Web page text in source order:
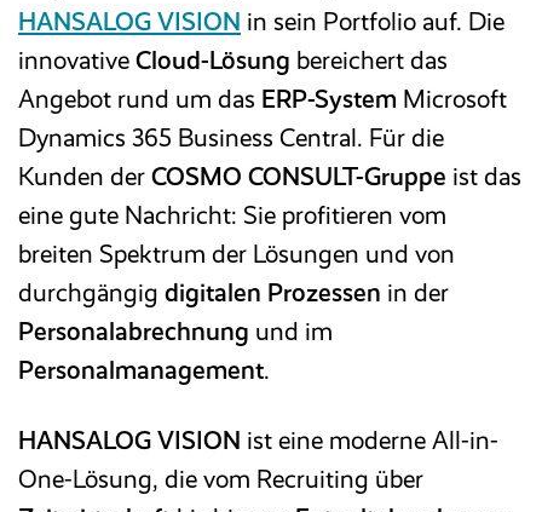
Zeitwirtschaft
Entgelt­abrechnung
Mitarbeiter­portal
Finanzbuchhaltung
Kostenrechnung
Anlagenbuchhaltung
E-Rechnung
HANSALOG VISION in sein Portfolio auf. Die
innovative Cloud-Lösung bereichert das
Angebot rund um das ERP-System Microsoft
Dynamics 365 Business Central. Für die
Kunden der COSMO CONSULT-Gruppe ist das
eine gute Nachricht: Sie profitieren vom
breiten Spektrum der Lösungen und von
durchgängig digitalen Prozessen in der
Personalabrechnung und im
Personalmanagement.
HANSALOG VISION ist eine moderne All-in-
One-Lösung, die vom Recruiting über